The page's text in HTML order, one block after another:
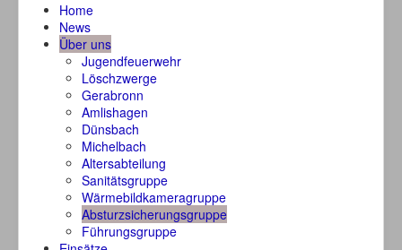
Home
News
Über uns
Jugendfeuerwehr
Löschzwerge
Gerabronn
Amlishagen
Dünsbach
Michelbach
Altersabteilung
Sanitätsgruppe
Wärmebildkameragruppe
Absturzsicherungsgruppe
Führungsgruppe